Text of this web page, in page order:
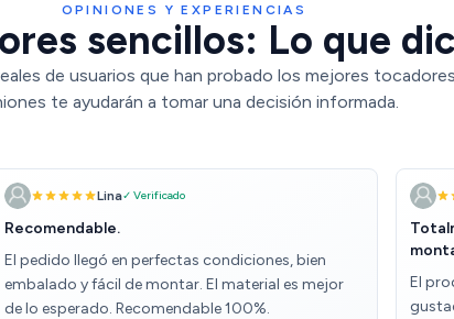
OPINIONES Y EXPERIENCIAS
sencillos: Lo que
de usuarios que han probado los mejores
te ayudarán a tomar una decisión informada.
Lina✓ Verificado
Recomendable.
El pedido llegó en perfectas condiciones, bien
embalado y fácil de montar. El material es mejor
de lo esperado. Recomendable 100%.
El